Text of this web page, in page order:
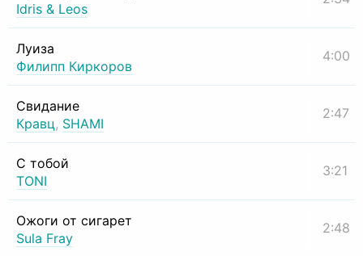
Idris & Leos
Луиза
Филипп Киркоров
4:00
Свидание
Кравц, SHAMI
2:47
С тобой
TONI
3:21
Ожоги от сигарет
Sula Fray
2:48